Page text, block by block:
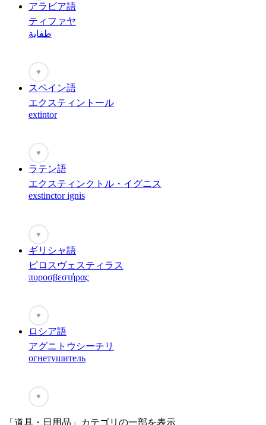
アラビア語
ティファヤ
طفاية
♥
スペイン語
エクスティントール
extintor
♥
ラテン語
エクスティンクトル・イグニス
exstinctor ignis
♥
ギリシャ語
ピロスヴェスティラス
πυροσβεστήρας
♥
ロシア語
アグニトウシーチリ
огнетушитель
♥
「道具・日用品」カテゴリの一部を表示